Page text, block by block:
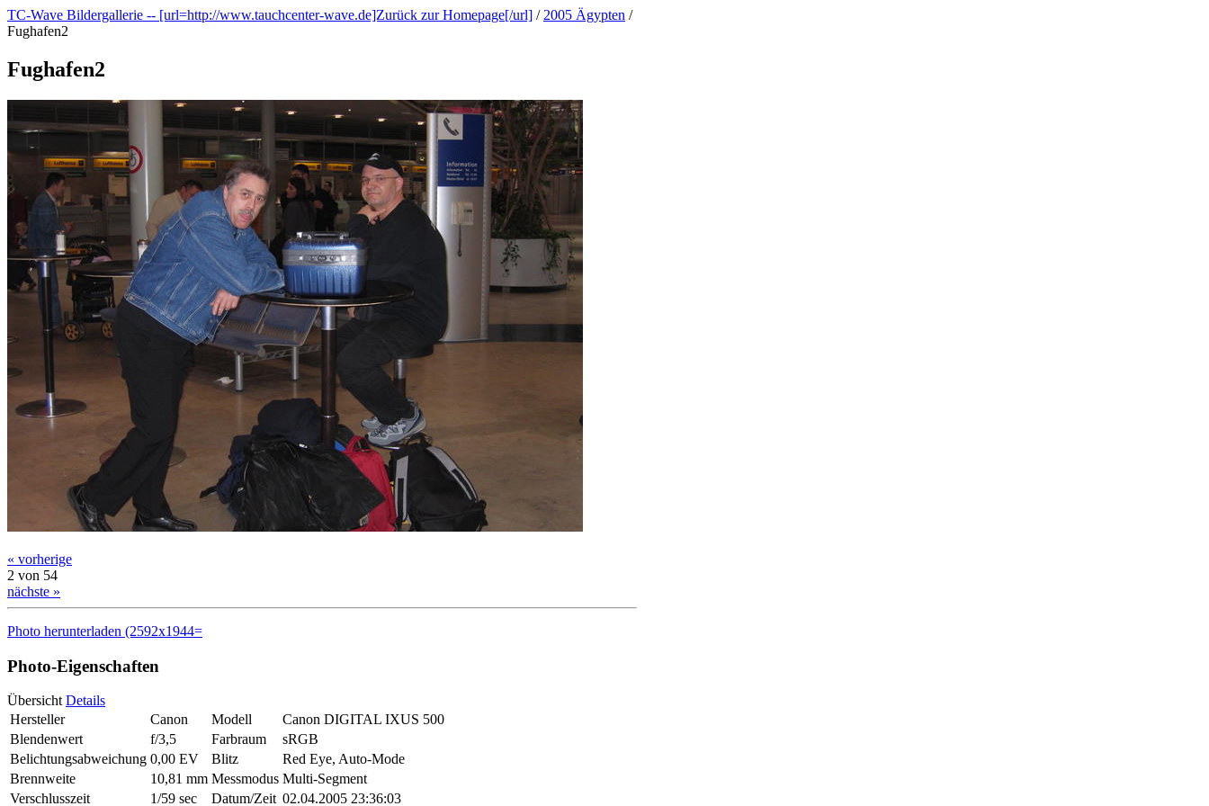
TC-Wave Bildergallerie -- [url=http://www.tauchcenter-wave.de]Zurück zur Homepage[/url] / 2005 Ägypten /
Fughafen2
Fughafen2
« vorherige
2 von 54
nächste »
Photo herunterladen (2592x1944=
Photo-Eigenschaften
Übersicht Details
Hersteller
Canon Modell
Canon DIGITAL IXUS 500
Blendenwert
f/3,5 Farbraum
sRGB
Belichtungsabweichung 0,00 EV Blitz
Red Eye, Auto-Mode
Brennweite
10,81 mm Messmodus Multi-Segment
Verschlusszeit
1/59 sec Datum/Zeit 02.04.2005 23:36:03